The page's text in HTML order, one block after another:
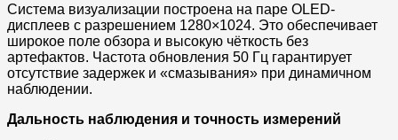
Система визуализации построена на паре OLED-
дисплеев с разрешением 1280×1024. Это обеспечивает
широкое поле обзора и высокую чёткость без
артефактов. Частота обновления 50 Гц гарантирует
отсутствие задержек и «смазывания» при динамичном
наблюдении.
Дальность наблюдения и точность измерений